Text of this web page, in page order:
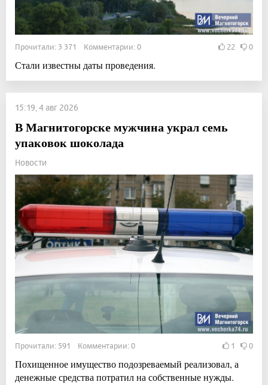
Прочитали: 3 371 Комментарии: 0 22 0
Стали известны даты проведения.
15:19, 4 авг 2026
В Магнитогорске мужчина украл семь
упаковок шоколада
Новости
Прочитали: 591 Комментарии: 0 1 0
Похищенное имущество подозреваемый реализовал, а
денежные средства потратил на собственные нужды.